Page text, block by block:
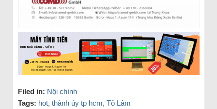
Filed in: Nội chính
Tags: hot, thành ủy tp hcm, Tô Lâm